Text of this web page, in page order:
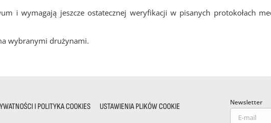
i wymagają jeszcze ostatecznej weryfikacji w pisanych protokołach
wybranymi drużynami.
I POLITYKA COOKIES USTAWIENIA PLIKÓW COOKIE Newsletter